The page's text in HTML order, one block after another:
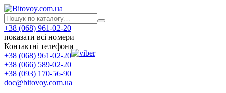
+38 (068) 961-02-20
показати всі номери
Контактні телефони
+38 (068) 961-02-20
+38 (066) 589-02-20
+38 (093) 170-56-90
doc@bitovoy.com.ua